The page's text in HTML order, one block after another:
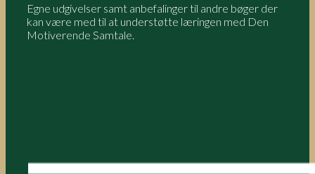
Egne udgivelser samt anbefalinger til andre bøger der
kan være med til at understøtte læringen med Den
Motiverende Samtale.